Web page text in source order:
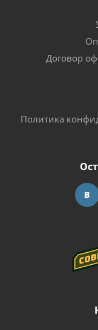
Договор
Политика